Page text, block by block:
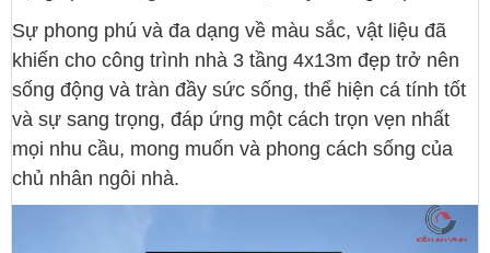
Sự phong phú và đa dạng về màu sắc, vật liệu đã
khiến cho công trình nhà 3 tầng 4x13m đẹp trở nên
sống động và tràn đầy sức sống, thể hiện cá tính tốt
và sự sang trọng, đáp ứng một cách trọn vẹn nhất
mọi nhu cầu, mong muốn và phong cách sống của
chủ nhân ngôi nhà.